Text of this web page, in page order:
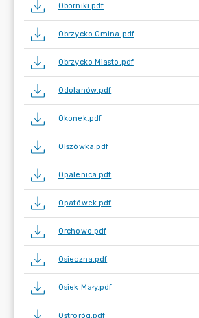
Oborniki.pdf
Obrzycko Gmina.pdf
Obrzycko Miasto.pdf
Odolanów.pdf
Okonek.pdf
Olszówka.pdf
Opalenica.pdf
Opatówek.pdf
Orchowo.pdf
Osieczna.pdf
Osiek Mały.pdf
Ostroróg.pdf